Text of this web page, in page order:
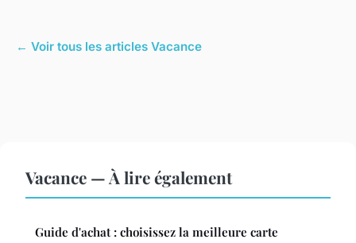
← Voir tous les articles Vacance
Vacance — À lire également
Guide d'achat : choisissez la meilleure carte